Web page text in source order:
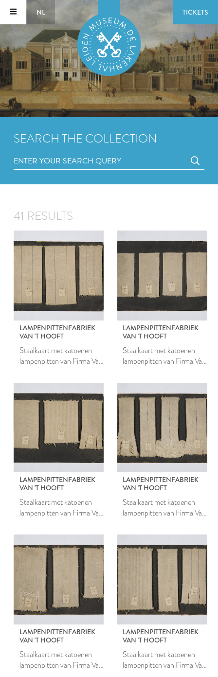
NL TICKETS
SEARCH THE COLLECTION
41 RESULTS
LAMPENPITTENFABRIEK
VAN 'T HOOFT
Staalkaart met katoenen
lampenpitten van Firma Van
LAMPENPITTENFABRIEK
VAN 'T HOOFT
Staalkaart met katoenen
lampenpitten van Firma Van
LAMPENPITTENFABRIEK
VAN 'T HOOFT
Staalkaart met katoenen
lampenpitten van Firma Van
LAMPENPITTENFABRIEK
VAN 'T HOOFT
Staalkaart met katoenen
lampenpitten van Firma Van
LAMPENPITTENFABRIEK
VAN 'T HOOFT
Staalkaart met katoenen
lampenpitten van Firma Van
LAMPENPITTENFABRIEK
VAN 'T HOOFT
Staalkaart met katoenen
lampenpitten van Firma Van